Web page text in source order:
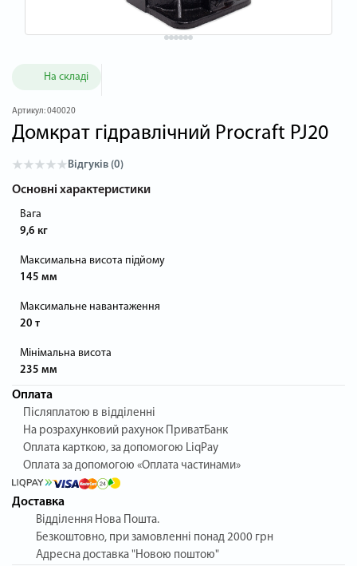
На складі
Артикул:040020
Домкрат гідравлічний Procraft PJ20
Відгуків (0)
Основні характеристики
Вага
9,6 кг
Максимальна висота підйому
145 мм
Максимальне навантаження
20 т
Мінімальна висота
235 мм
Оплата
Післяплатою в відділенні
На розрахунковий рахунок ПриватБанк
Оплата карткою, за допомогою LiqPay
Оплата за допомогою «Оплата частинами»
Доставка
Відділення Нова Пошта.
Безкоштовно, при замовленні понад 2000 грн
Адресна доставка "Новою поштою"